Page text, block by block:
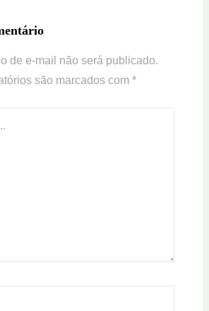
de e-mail não será publicado.
são marcados com *